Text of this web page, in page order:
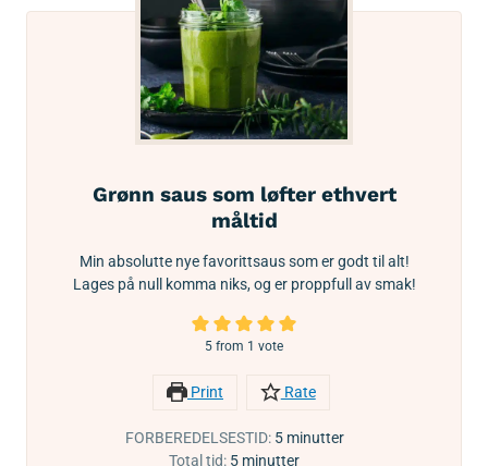
Grønn saus som løfter ethvert
måltid
Min absolutte nye favorittsaus som er godt til alt!
Lages på null komma niks, og er proppfull av smak!
5 from 1 vote
Print Rate
FORBEREDELSESTID: 5 minutter
Total tid: 5 minutter